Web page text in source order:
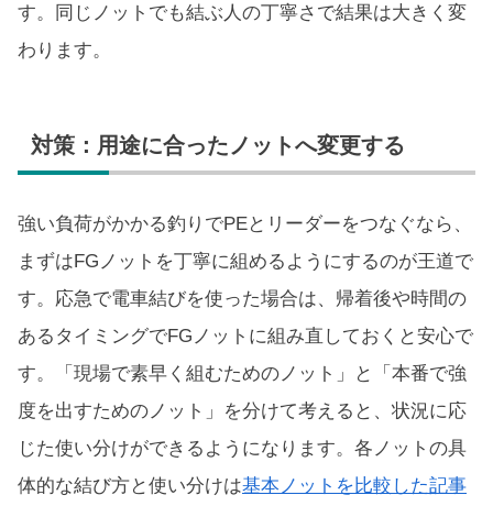
す。同じノットでも結ぶ人の丁寧さで結果は大きく変
わります。
対策：用途に合ったノットへ変更する
強い負荷がかかる釣りでPEとリーダーをつなぐなら、
まずはFGノットを丁寧に組めるようにするのが王道で
す。応急で電車結びを使った場合は、帰着後や時間の
あるタイミングでFGノットに組み直しておくと安心で
す。「現場で素早く組むためのノット」と「本番で強
度を出すためのノット」を分けて考えると、状況に応
じた使い分けができるようになります。各ノットの具
体的な結び方と使い分けは基本ノットを比較した記事